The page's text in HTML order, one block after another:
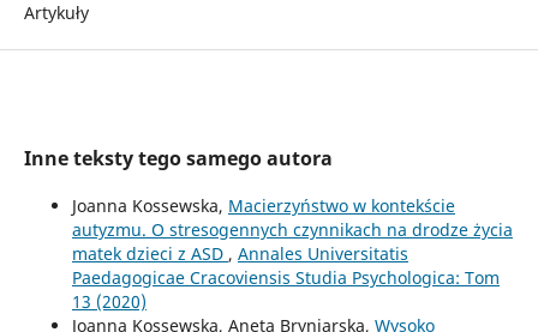
Artykuły
Inne teksty tego samego autora
Joanna Kossewska, Macierzyństwo w kontekście
autyzmu. O stresogennych czynnikach na drodze życia
matek dzieci z ASD , Annales Universitatis
Paedagogicae Cracoviensis Studia Psychologica: Tom
13 (2020)
Joanna Kossewska, Aneta Bryniarska, Wysoko